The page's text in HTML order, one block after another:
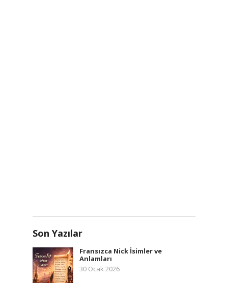
Son Yazılar
Fransızca Nick İsimler ve
Anlamları
30 Ocak 2026